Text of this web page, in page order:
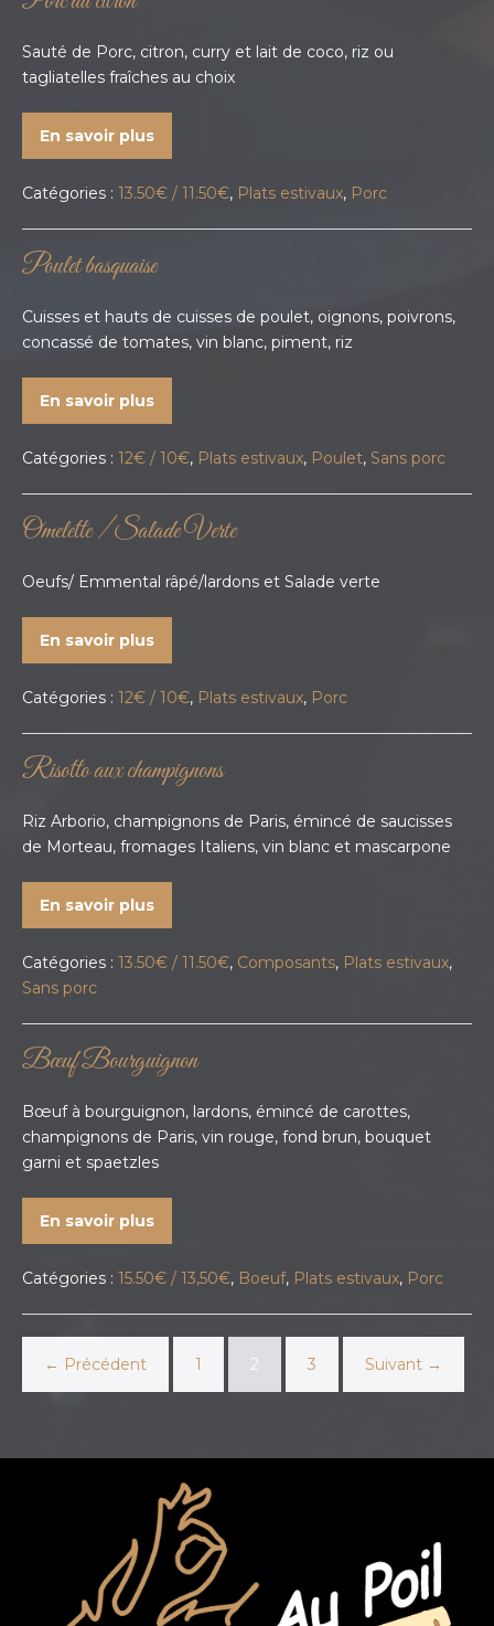
Sauté de Porc, citron, curry et lait de coco, riz ou
tagliatelles fraîches au choix
En savoir plus
Catégories : 13.50€ / 11.50€, Plats estivaux, Porc
Poulet basquaise
Cuisses et hauts de cuisses de poulet, oignons, poivrons,
concassé de tomates, vin blanc, piment, riz
En savoir plus
Catégories : 12€ / 10€, Plats estivaux, Poulet, Sans porc
Omelette / Salade Verte
Oeufs/ Emmental râpé/lardons et Salade verte
En savoir plus
Catégories : 12€ / 10€, Plats estivaux, Porc
Risotto aux champignons
Riz Arborio, champignons de Paris, émincé de saucisses
de Morteau, fromages Italiens, vin blanc et mascarpone
En savoir plus
Catégories : 13.50€ / 11.50€, Composants, Plats estivaux,
Sans porc
Bœuf Bourguignon
Bœuf à bourguignon, lardons, émincé de carottes,
champignons de Paris, vin rouge, fond brun, bouquet
garni et spaetzles
En savoir plus
Catégories : 15.50€ / 13,50€, Boeuf, Plats estivaux, Porc
← Précédent 1 2 3 Suivant →